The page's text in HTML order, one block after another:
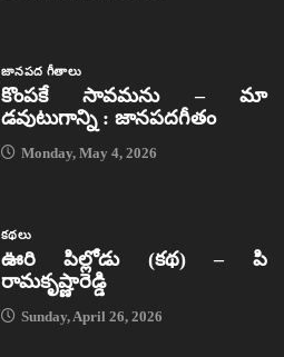
జానపద గీతాలు
కొంపకే సావమను – మా
డవుటుగాన్ని : జానపదగీతం
Monday, May 4, 2026
కథలు
ఊరి పిల్లోడు (కథ) – పి
రామకృష్ణారెడ్డి
Sunday, April 26, 2026